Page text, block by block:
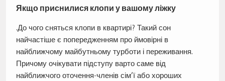
Якщо приснилися клопи у вашому ліжку
.До чого сняться клопи в квартирі? Такий сон
найчастіше є попередженням про ймовірні в
найближчому майбутньому турботи і переживання.
Причому очікувати підступу варто саме від
найближчого оточення-членів сім’ї або хороших